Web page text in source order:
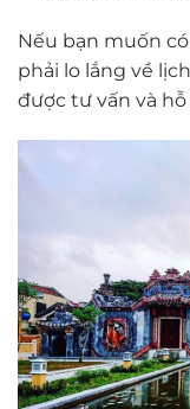
Nếu bạn muốn
phải lo lắng về
được tư vấn và hỗ